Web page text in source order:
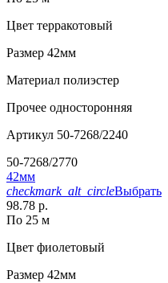
Цвет терракотовый
Размер 42мм
Материал полиэстер
Прочее односторонняя
Артикул 50-7268/2240
50-7268/2770
42мм
checkmark_alt_circleВыбрать
98.78 р.
По 25 м
Цвет фиолетовый
Размер 42мм